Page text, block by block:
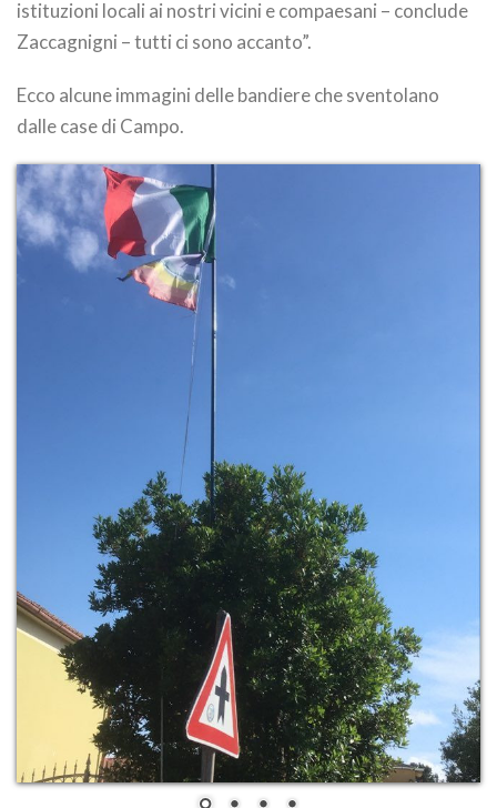
istituzioni locali ai nostri vicini e compaesani – conclude
Zaccagnigni – tutti ci sono accanto”.
Ecco alcune immagini delle bandiere che sventolano
dalle case di Campo.